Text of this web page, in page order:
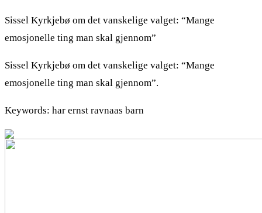
Sissel Kyrkjebø om det vanskelige valget: “Mange
emosjonelle ting man skal gjennom”
Sissel Kyrkjebø om det vanskelige valget: “Mange
emosjonelle ting man skal gjennom”.
Keywords: har ernst ravnaas barn